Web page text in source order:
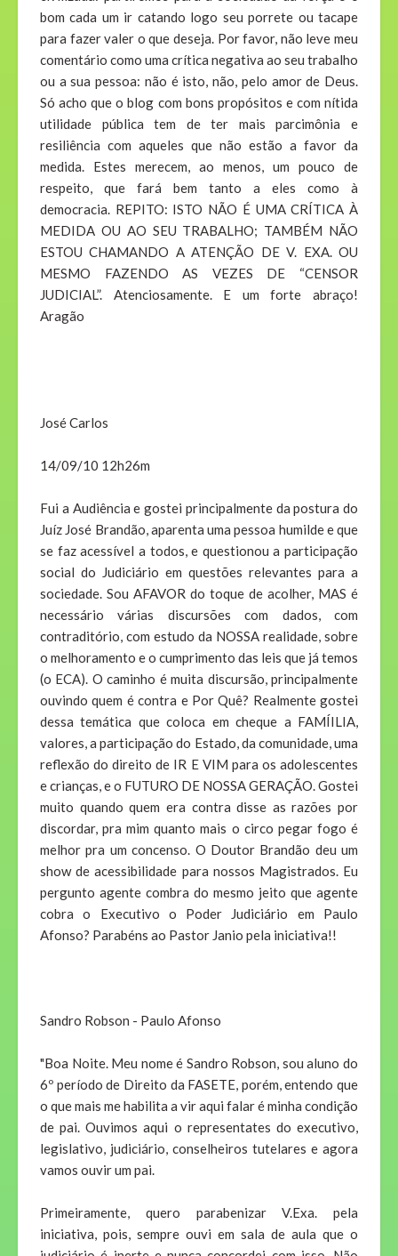
bom cada um ir catando logo seu porrete ou tacape
para fazer valer o que deseja. Por favor, não leve meu
comentário como uma crítica negativa ao seu trabalho
ou a sua pessoa: não é isto, não, pelo amor de Deus.
Só acho que o blog com bons propósitos e com nítida
utilidade pública tem de ter mais parcimônia e
resiliência com aqueles que não estão a favor da
medida. Estes merecem, ao menos, um pouco de
respeito, que fará bem tanto a eles como à
democracia. REPITO: ISTO NÃO É UMA CRÍTICA À
MEDIDA OU AO SEU TRABALHO; TAMBÉM NÃO
ESTOU CHAMANDO A ATENÇÃO DE V. EXA. OU
MESMO FAZENDO AS VEZES DE “CENSOR
JUDICIAL”. Atenciosamente. E um forte abraço!
Aragão
José Carlos
14/09/10 12h26m
Fui a Audiência e gostei principalmente da postura do
Juíz José Brandão, aparenta uma pessoa humilde e que
se faz acessível a todos, e questionou a participação
social do Judiciário em questões relevantes para a
sociedade. Sou AFAVOR do toque de acolher, MAS é
necessário várias discursões com dados, com
contraditório, com estudo da NOSSA realidade, sobre
o melhoramento e o cumprimento das leis que já temos
(o ECA). O caminho é muita discursão, principalmente
ouvindo quem é contra e Por Quê? Realmente gostei
dessa temática que coloca em cheque a FAMÍILIA,
valores, a participação do Estado, da comunidade, uma
reflexão do direito de IR E VIM para os adolescentes
e crianças, e o FUTURO DE NOSSA GERAÇÃO. Gostei
muito quando quem era contra disse as razões por
discordar, pra mim quanto mais o circo pegar fogo é
melhor pra um concenso. O Doutor Brandão deu um
show de acessibilidade para nossos Magistrados. Eu
pergunto agente combra do mesmo jeito que agente
cobra o Executivo o Poder Judiciário em Paulo
Afonso? Parabéns ao Pastor Janio pela iniciativa!!
Sandro Robson - Paulo Afonso
"Boa Noite. Meu nome é Sandro Robson, sou aluno do
6º período de Direito da FASETE, porém, entendo que
o que mais me habilita a vir aqui falar é minha condição
de pai. Ouvimos aqui o representates do executivo,
legislativo, judiciário, conselheiros tutelares e agora
vamos ouvir um pai.
Primeiramente, quero parabenizar V.Exa. pela
iniciativa, pois, sempre ouvi em sala de aula que o